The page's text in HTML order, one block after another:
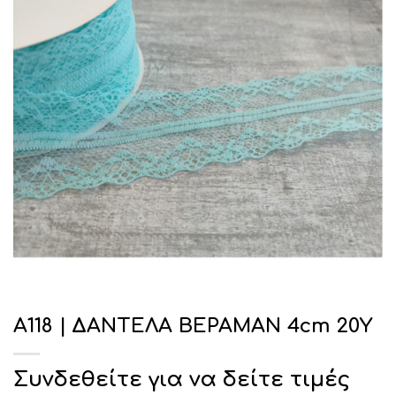
Α118 | ΔΑΝΤΕΛΑ ΒΕΡΑΜΑΝ 4cm 20Υ
Συνδεθείτε για να δείτε τιμές